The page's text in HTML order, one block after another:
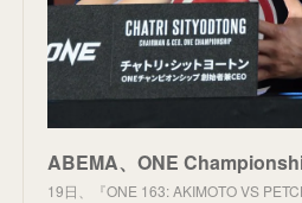
19日、『ONE 163: AKIMOTO VS